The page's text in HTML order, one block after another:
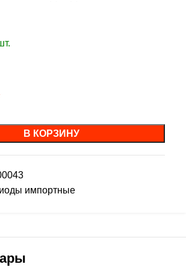
В КОРЗИНУ
импортные